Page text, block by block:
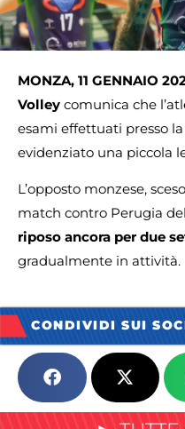
MONZA, 11 GENNAIO
Volley comunica che
esami effettuati presso la
evidenziato una piccola
L’opposto monzese,
match contro Perugia
riposo ancora per due
gradualmente in attività.
CONDIVIDI SUI